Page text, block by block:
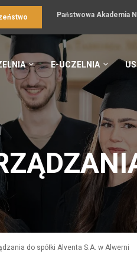
Państwowa Akademia
E-UCZELNIA
do spółki Alventa S.A. w Alwerni